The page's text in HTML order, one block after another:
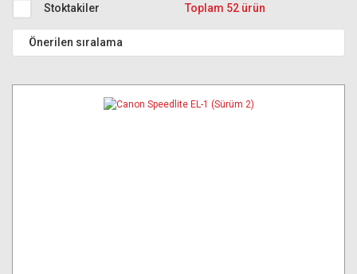
Canon R6 Mark III Bundle Setler
Başla
Stoktakiler Toplam 52 ürün